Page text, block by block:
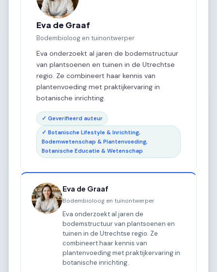
Eva de Graaf
Bodembioloog en tuinontwerper
Eva onderzoekt al jaren de bodemstructuur
van plantsoenen en tuinen in de Utrechtse
regio. Ze combineert haar kennis van
plantenvoeding met praktijkervaring in
botanische inrichting.
✓ Geverifieerd auteur
✓ Botanische Lifestyle & Inrichting,
Bodemwetenschap & Plantenvoeding,
Botanische Educatie & Wetenschap
Eva de Graaf
Bodembioloog en tuinontwerper
Eva onderzoekt al jaren de
bodemstructuur van plantsoenen en
tuinen in de Utrechtse regio. Ze
combineert haar kennis van
plantenvoeding met praktijkervaring in
botanische inrichting.